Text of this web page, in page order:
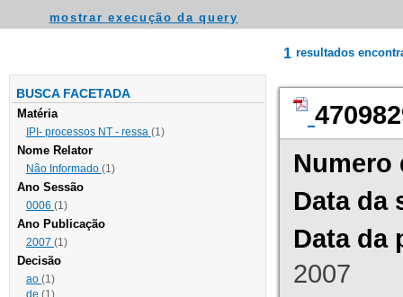
mostrar execução da query
BUSCA FACETADA
Matéria
IPI- processos NT - ressa (1)
Nome Relator
Não Informado (1)
Ano Sessão
0006 (1)
Ano Publicação
2007 (1)
Decisão
ao (1)
de (1)
1 resultados
Numero
Data da
Data da
2007